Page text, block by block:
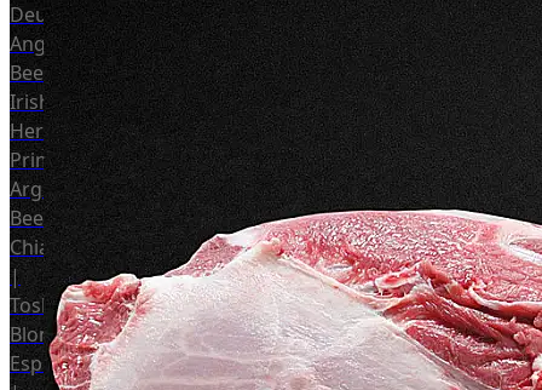
Deutsches
Angus
Beef
Irish
Hereford
Prime
Argentina
Beef
Chianina
|
Toskana
Blonda
Espanola